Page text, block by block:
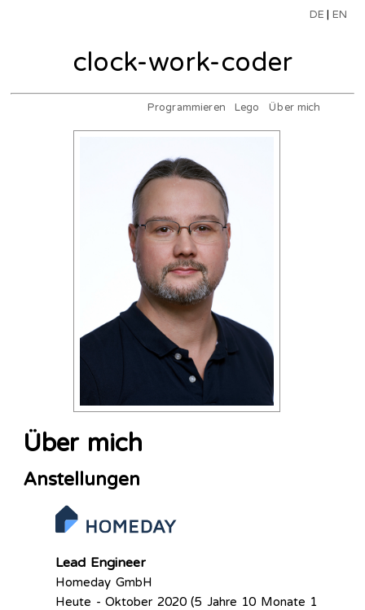
DE |EN
clock-work-coder
Programmieren Lego Über mich
Über mich
Anstellungen
Lead Engineer
Homeday GmbH
Heute - Oktober 2020 (5 Jahre 10 Monate 1